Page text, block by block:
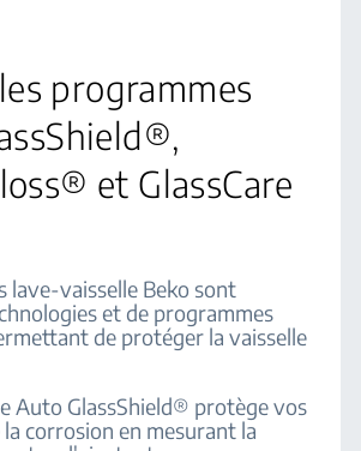
programmes
et GlassCare
lave-vaisselle Beko sont
et de programmes
de protéger la vaisselle
Auto GlassShield® protège vos
corrosion en mesurant la